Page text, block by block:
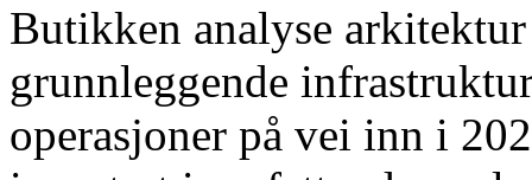
Butikken analyse
grunnleggende
operasjoner på vei inn i